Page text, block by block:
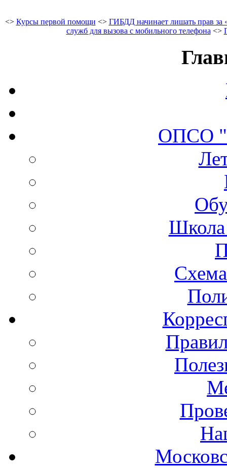
<> Курсы первой помощи <> ГИБДД начинает лишать прав за
служб для вызова с мобильного телефона <>
ОПСО
Школа